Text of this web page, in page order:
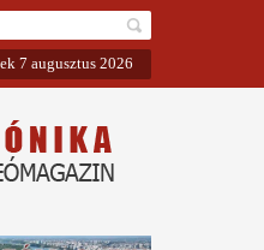
7 augusztus 2026